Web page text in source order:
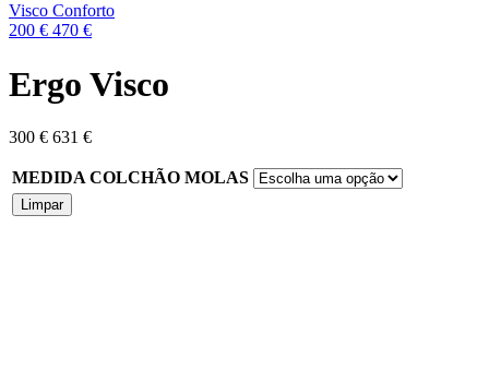
Visco Conforto
200 € 470 €
Ergo Visco
300 € 631 €
MEDIDA COLCHÃO MOLAS
Limpar